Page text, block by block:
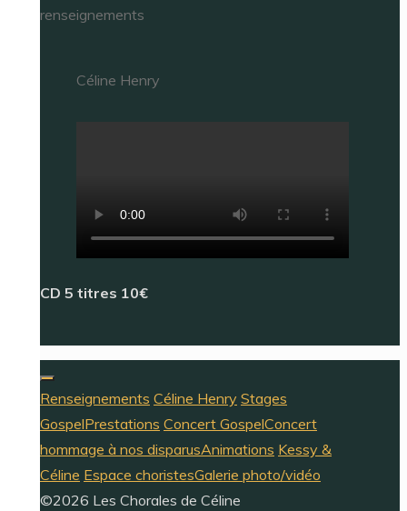
renseignements
Céline Henry
CD 5 titres 10€
Renseignements Céline Henry Stages
GospelPrestations Concert GospelConcert
hommage à nos disparusAnimations Kessy &
Céline Espace choristesGalerie photo/vidéo
©2026 Les Chorales de Céline